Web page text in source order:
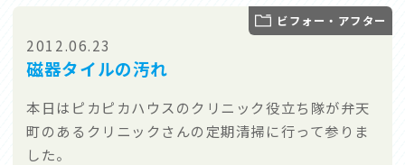
こだわり
Promise
ブログ 求人情報
ビフォー・アフター
2012.06.23
磁器タイルの汚れ
本日はピカピカハウスのクリニック役立ち隊が弁天
町のあるクリニックさんの定期清掃に行って参りま
した。